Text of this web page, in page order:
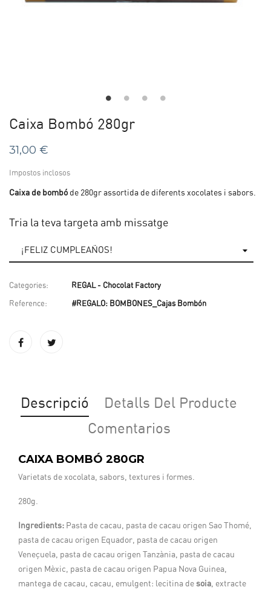
Caixa Bombó 280gr
31,00 €
Impostos inclosos
Caixa de bombó de 280gr assortida de diferents xocolates i sabors.
Tria la teva targeta amb missatge
Categories: REGAL - Chocolat Factory
Reference: #REGALO: BOMBONES_Cajas Bombón
Descripció
Detalls Del Producte
Comentarios
CAIXA BOMBÓ 280GR
Varietats de xocolata, sabors, textures i formes.
280g.
Ingredients: Pasta de cacau, pasta de cacau origen Sao Thomé,
pasta de cacau origen Equador, pasta de cacau origen
Veneçuela, pasta de cacau origen Tanzània, pasta de cacau
origen Mèxic, pasta de cacau origen Papua Nova Guinea,
mantega de cacau, cacau, emulgent: lecitina de soia, extracte